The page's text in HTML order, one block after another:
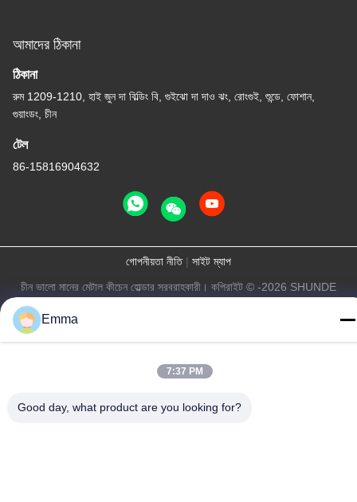
আমাদের ঠিকানা
ঠিকানা
রুম 1209-1210, হাই জুন দা বিল্ডিং বি, গুইঝো দা দাও ঝং, রোংগুই, শুন্ডে, ফোশান,
গুয়াংডং, চীন
টেল
86-15816904632
গোপনীয়তা নীতি| সাইট ম্যাপ
চীন ভালো মানের মেটাল কীচেন হোল্ডার সরবরাহকারী। কপিরাইট © -2026 SHUNDE
IMEGA COMPANY LIMITED IMEGA CO.,LIMITED সমস্ত অধিকার
Emma
7:37 PM
Good day, what product are you looking for?